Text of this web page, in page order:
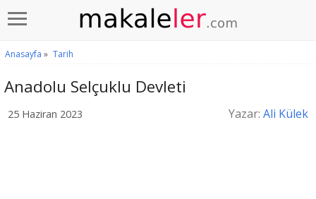
Anasayfa » Tarih
Anadolu Selçuklu Devleti
25 Haziran 2023 Yazar: Ali Külek